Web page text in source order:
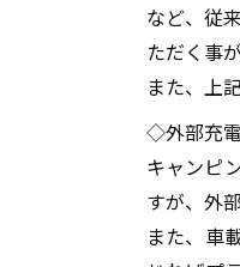
など、従
ただく事
また、上
◇外部充
キャンピ
すが、外
また、車